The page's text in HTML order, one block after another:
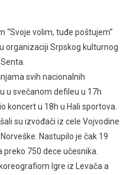
“Svoje volim, tuđe poštujem”
organizaciji Srpskog kulturnog
svih nacionalnih
u svečanom defileu u 17h
koncert u 18h u Hali sportova.
su izvođači iz cele Vojvodine
Nastupilo je čak 19
750 dece učesnika.
Igre iz Levača a